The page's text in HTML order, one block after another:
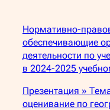
Нормативно-
обеспечивающие
деятельности по
в 2024-2025
Презентация »
оценивание по